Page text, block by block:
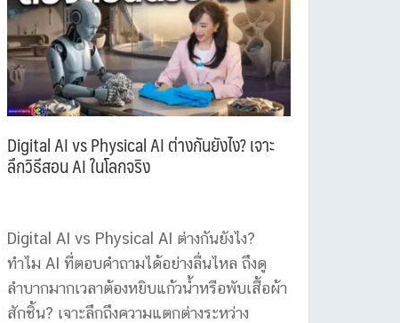
Digital AI vs Physical AI ต่างกันยังไง? เจาะ
ลึกวิธีสอน AI ในโลกจริง
Digital AI vs Physical AI ต่างกันยังไง?
ทำไม AI ที่ตอบคำถามได้อย่างลื่นไหล ถึงดู
ลำบากมากเวลาต้องหยิบแก้วน้ำหรือพับเสื้อผ้า
สักชิ้น? เจาะลึกถึงความแตกต่างระหว่าง